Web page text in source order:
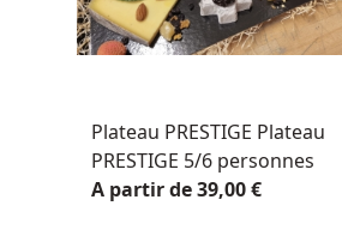
Plateau PRESTIGE Plateau
PRESTIGE 5/6 personnes
A partir de 39,00 €